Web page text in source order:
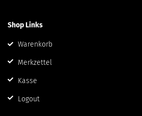
Shop Links
Warenkorb
Merkzettel
Kasse
Logout